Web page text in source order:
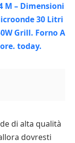
di alta qualità
dovresti